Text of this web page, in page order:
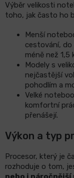
Výběr velikosti
toho, jak často ho
Menší
cestování, do
méně než 1,5
Modely s
nejčastější
pohodlím a
Velké
komfortní
přenášejí.
Výkon a typ
Procesor, který je
rozhoduje o tom,